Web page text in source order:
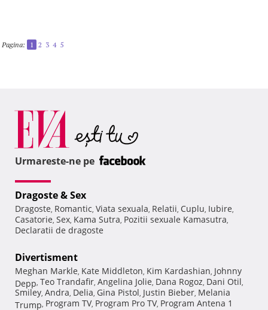
Pagina: 1 2 3 4 5
Urmareste-ne pe
Dragoste & Sex
Dragoste, Romantic, Viata sexuala, Relatii, Cuplu, Iubire,
Casatorie, Sex, Kama Sutra, Pozitii sexuale Kamasutra,
Declaratii de dragoste
Divertisment
Meghan Markle, Kate Middleton, Kim Kardashian, Johnny
Depp, Teo Trandafir, Angelina Jolie, Dana Rogoz, Dani Otil,
Smiley, Andra, Delia, Gina Pistol, Justin Bieber, Melania
Trump, Program TV, Program Pro TV, Program Antena 1